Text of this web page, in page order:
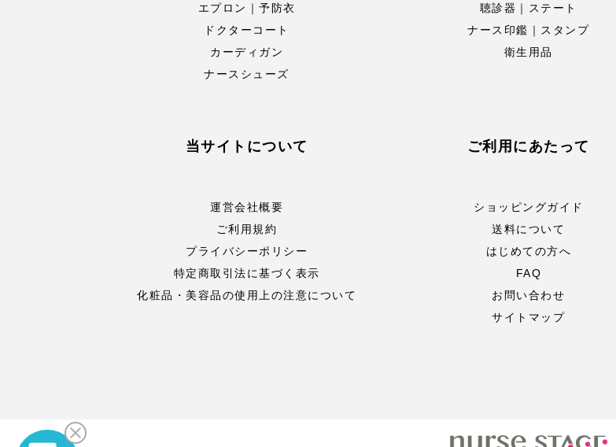
エプロン｜予防衣
ドクターコート
カーディガン
ナースシューズ
聴診器｜ステート
ナース印鑑｜スタンプ
衛生用品
当サイトについて
運営会社概要
ご利用規約
プライバシーポリシー
特定商取引法に基づく表示
化粧品・美容品の使用上の注意について
ご利用にあたって
ショッピングガイド
送料について
はじめての方へ
FAQ
お問い合わせ
サイトマップ